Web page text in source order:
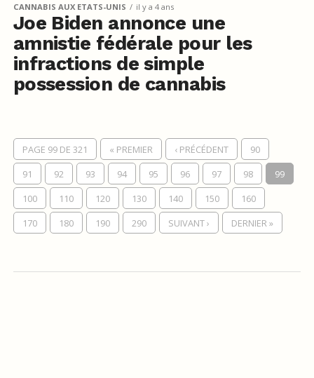
CANNABIS AUX ETATS-UNIS il y a 4 ans
Joe Biden annonce une
amnistie fédérale pour les
infractions de simple
possession de cannabis
PAGE 99 DE 321 « PREMIER ‹ PRÉCÉDENT
90
91
92 93 94 95 96 97 98
99
100
110 120 130 140 150
160
170
180 190 290 SUIVANT › DERNIER »